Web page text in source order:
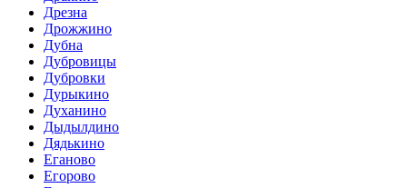
Дрезна
Дрожжино
Дубна
Дубровицы
Дубровки
Дурыкино
Духанино
Дыдылдино
Дядькино
Еганово
Егорово